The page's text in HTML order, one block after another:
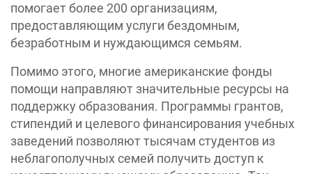
помогает более 200 организациям,
предоставляющим услуги бездомным,
безработным и нуждающимся семьям.
Помимо этого, многие американские фонды
помощи направляют значительные ресурсы на
поддержку образования. Программы грантов,
стипендий и целевого финансирования учебных
заведений позволяют тысячам студентов из
неблагополучных семей получить доступ к